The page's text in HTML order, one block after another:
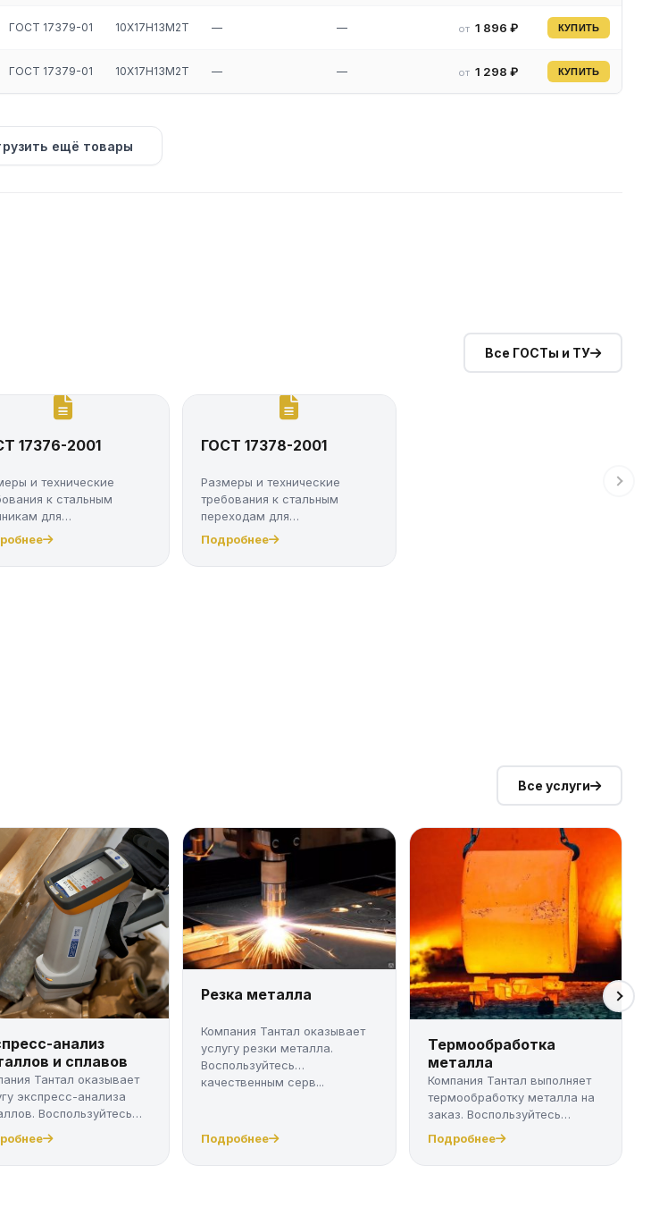
ГОСТ 17379-01 10Х17Н13М2Т — — от 1 896 ₽ КУПИТЬ
ГОСТ 17379-01 10Х17Н13М2Т — — от 1 298 ₽ КУПИТЬ
ещё товары
Все ГОСТы и ТУ
17376-2001
и технические
к стальным
для
ГОСТ 17378-2001
Размеры и технические
требования к стальным
переходам для
трубопроводов
Подробнее
Все услуги
анализ
и сплавов
Тантал оказывает
экспресс-анализа
Воспользуйтесь
Резка металла
Компания Тантал оказывает
услугу резки металла.
Воспользуйтесь
качественным серв...
Подробнее
Термообработка
металла
Компания Тантал выполняет
термообработку металла на
заказ. Воспользуйтесь
качест...
Подробнее